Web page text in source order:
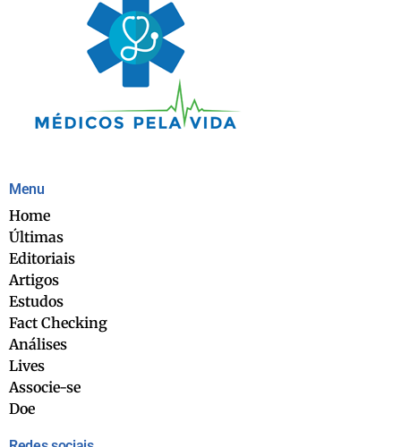
Menu
Home
Últimas
Editoriais
Artigos
Estudos
Fact Checking
Análises
Lives
Associe-se
Doe